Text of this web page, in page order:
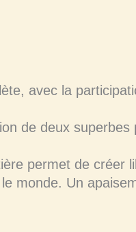
avec la
de deux superbes
permet de créer
monde. Un